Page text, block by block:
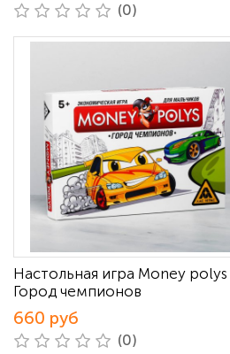
(0)
Настольная игра Money polys
Город чемпионов
660 руб
(0)